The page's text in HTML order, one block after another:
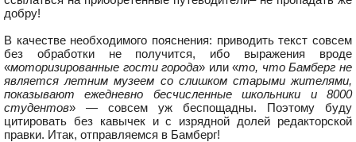
добру!
В качестве необходимого пояснения: приводить текст совсем
без обработки не получится, ибо выражения вроде
«моторизированные гости города» или «то, что Бамберг не
является летним музеем со слишком старыми жителями,
показывают ежедневно бесчисленные школьники и 8000
студентов» — совсем уж беспощадны. Поэтому буду
цитировать без кавычек и с изрядной долей редакторской
правки. Итак, отправляемся в Бамберг!